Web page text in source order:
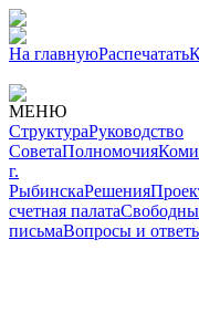
На главнуюРаспечатать
МЕНЮ
СтруктураРуководство
СоветаПолномочия
г.
РыбинскаРешения
счетная палата
письмаВопросы и